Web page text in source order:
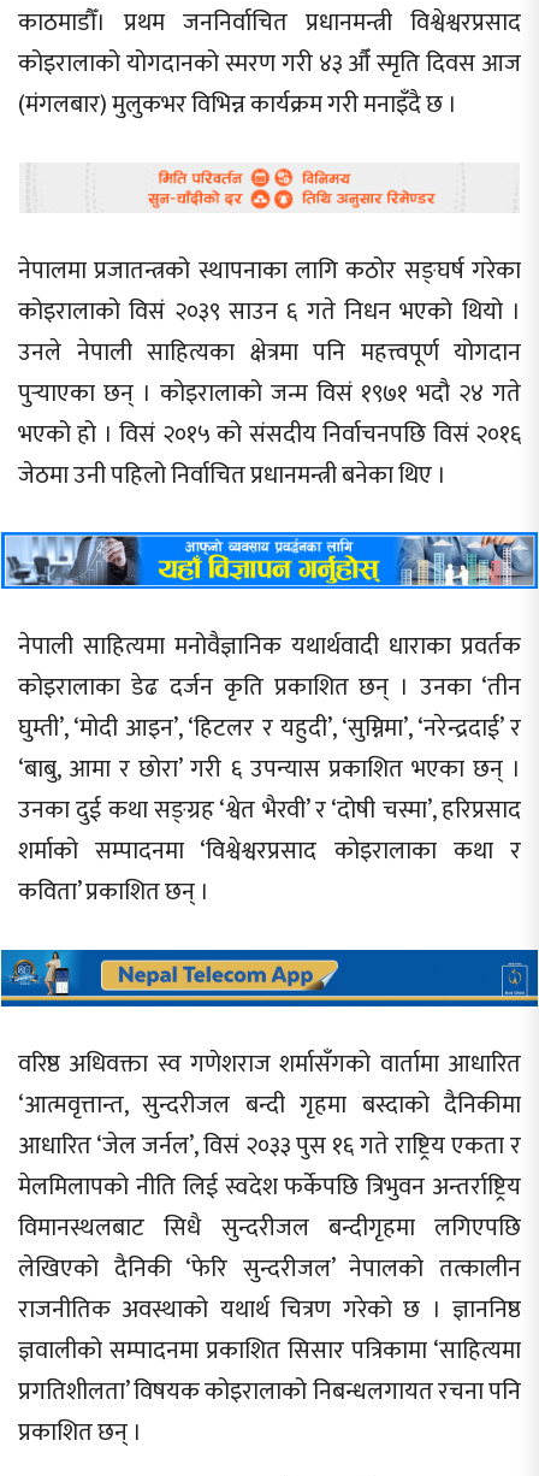
काठमाडौँ। प्रथम जननिर्वाचित प्रधानमन्त्री विश्वेश्वरप्रसाद
कोइरालाको योगदानको स्मरण गरी ४३ औँ स्मृति दिवस आज
(मंगलबार) मुलुकभर विभिन्न कार्यक्रम गरी मनाइँदै छ ।
नेपालमा प्रजातन्त्रको स्थापनाका लागि कठोर सङ्घर्ष गरेका
कोइरालाको विसं २०३९ साउन ६ गते निधन भएको थियो ।
उनले नेपाली साहित्यका क्षेत्रमा पनि महत्त्वपूर्ण योगदान
पुर्‍याएका छन् । कोइरालाको जन्म विसं १९७१ भदौ २४ गते
भएको हो । विसं २०१५ को संसदीय निर्वाचनपछि विसं २०१६
जेठमा उनी पहिलो निर्वाचित प्रधानमन्त्री बनेका थिए ।
नेपाली साहित्यमा मनोवैज्ञानिक यथार्थवादी धाराका प्रवर्तक
कोइरालाका डेढ दर्जन कृति प्रकाशित छन् । उनका ‘तीन
घुम्ती’, ‘मोदी आइन’, ‘हिटलर र यहुदी’, ‘सुम्निमा’, ‘नरेन्द्रदाई’ र
‘बाबु, आमा र छोरा’ गरी ६ उपन्यास प्रकाशित भएका छन् ।
उनका दुई कथा सङ्ग्रह ‘श्वेत भैरवी’ र ‘दोषी चस्मा’, हरिप्रसाद
शर्माको सम्पादनमा ‘विश्वेश्वरप्रसाद कोइरालाका कथा र
कविता’ प्रकाशित छन् ।
वरिष्ठ अधिवक्ता स्व गणेशराज शर्मासँगको वार्तामा आधारित
‘आत्मवृत्तान्त, सुन्दरीजल बन्दी गृहमा बस्दाको दैनिकीमा
आधारित ‘जेल जर्नल’, विसं २०३३ पुस १६ गते राष्ट्रिय एकता र
मेलमिलापको नीति लिई स्वदेश फर्केपछि त्रिभुवन अन्तर्राष्ट्रिय
विमानस्थलबाट सिधै सुन्दरीजल बन्दीगृहमा लगिएपछि
लेखिएको दैनिकी ‘फेरि सुन्दरीजल’ नेपालको तत्कालीन
राजनीतिक अवस्थाको यथार्थ चित्रण गरेको छ । ज्ञाननिष्ठ
ज्ञवालीको सम्पादनमा प्रकाशित सिसार पत्रिकामा ‘साहित्यमा
प्रगतिशीलता’ विषयक कोइरालाको निबन्धलगायत रचना पनि
प्रकाशित छन् ।